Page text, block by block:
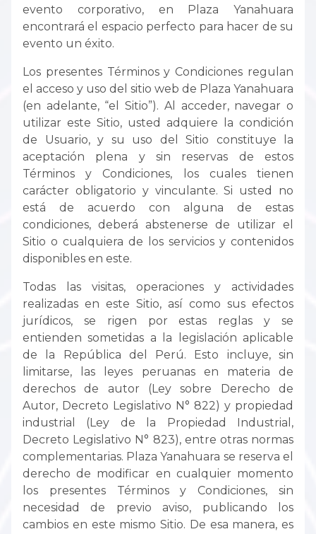
evento corporativo, en Plaza Yanahuara
encontrará el espacio perfecto para hacer de su
evento un éxito.
Los presentes Términos y Condiciones regulan
el acceso y uso del sitio web de Plaza Yanahuara
(en adelante, “el Sitio”). Al acceder, navegar o
utilizar este Sitio, usted adquiere la condición
de Usuario, y su uso del Sitio constituye la
aceptación plena y sin reservas de estos
Términos y Condiciones, los cuales tienen
carácter obligatorio y vinculante. Si usted no
está de acuerdo con alguna de estas
condiciones, deberá abstenerse de utilizar el
Sitio o cualquiera de los servicios y contenidos
disponibles en este.
Todas las visitas, operaciones y actividades
realizadas en este Sitio, así como sus efectos
jurídicos, se rigen por estas reglas y se
entienden sometidas a la legislación aplicable
de la República del Perú. Esto incluye, sin
limitarse, las leyes peruanas en materia de
derechos de autor (Ley sobre Derecho de
Autor, Decreto Legislativo N° 822) y propiedad
industrial (Ley de la Propiedad Industrial,
Decreto Legislativo N° 823), entre otras normas
complementarias. Plaza Yanahuara se reserva el
derecho de modificar en cualquier momento
los presentes Términos y Condiciones, sin
necesidad de previo aviso, publicando los
cambios en este mismo Sitio. De esa manera, es